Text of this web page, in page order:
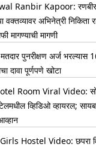
Ranbir Kapoor: रणबीर
वक्तव्यावर अभिनेत्री निकिता
मागण्याची मागणी
पुनरीक्षण अर्ज भरल्यास
दावा पूर्णपणे खोटा
Room Viral Video:
व्हिडिओ व्हायरल;
Hostel Video: छपरा